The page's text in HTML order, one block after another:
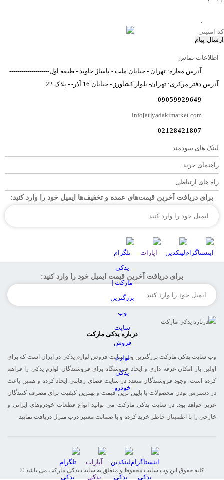
ارسال پیام
اطلاعات تماس
آدرس مغازه: تهران - خیابان ملت - پاساژ جاوید - طبقه اول--------------------
آدرس دفتر مرکزی: تهران- بلوار کشاورز - خیابان 16 آذر- - پلاک 22
09059929649
info[at]yadakimarket.com
02128421807
لینک های سودمند
راهنمای خرید
راه های ارتباطی
برای دریافت آخرین قیمت‌های عمده و تخفیف‌ها ایمیل خود را وارد کنید:
برای دریافت آخرین قیمت ایمیل خود را وارد کنید:
درباره یدکی مارکت
وب سایت یدکی مارکت بزرگترین وب سایت فروش لوازم یدکی در ایران است که برای
اولین بار امکان غرفه داری و ایجاد فروشگاه برای فروشندگان لوازم یدکی را فراهم
کرده است. وجود فروشندگان متعدد در سایت فضای رقابتی ایجاد کرده و همین باعث
در دسترس بودن محصولات با پایین ترین قیمت و بهترین کیفیت برای مصرف کنندگان
عزیر خواهد بود. در سایت یدکی مارکت می توانید انواع قطعات خودروهای ایرانی و
خارجی را با اطمینان خاطر خرید کرده و با ضمانت معتبر درب منزل دریافت نمایید.
© کلیه حقوق این وب سایت محفوظ و متعلق به سایت یدکی مارکت می باشد